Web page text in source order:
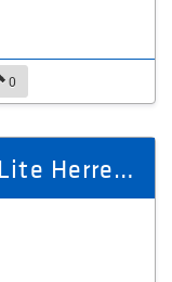
0
Pegasus Premio Evo 10 Lite Herren bronze